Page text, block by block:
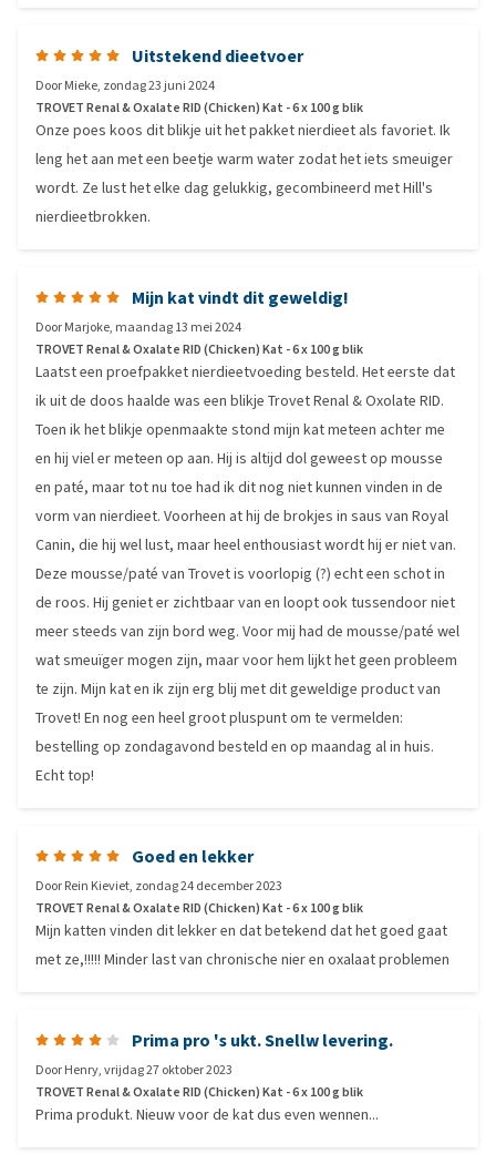
Uitstekend dieetvoer
DoorMieke, zondag 23 juni 2024
TROVET Renal & Oxalate RID (Chicken) Kat - 6 x 100 g blik
Onze poes koos dit blikje uit het pakket nierdieet als favoriet. Ik
leng het aan met een beetje warm water zodat het iets smeuiger
wordt. Ze lust het elke dag gelukkig, gecombineerd met Hill's
nierdieetbrokken.
Mijn kat vindt dit geweldig!
DoorMarjoke, maandag 13 mei 2024
TROVET Renal & Oxalate RID (Chicken) Kat - 6 x 100 g blik
Laatst een proefpakket nierdieetvoeding besteld. Het eerste dat
ik uit de doos haalde was een blikje Trovet Renal & Oxolate RID.
Toen ik het blikje openmaakte stond mijn kat meteen achter me
en hij viel er meteen op aan. Hij is altijd dol geweest op mousse
en paté, maar tot nu toe had ik dit nog niet kunnen vinden in de
vorm van nierdieet. Voorheen at hij de brokjes in saus van Royal
Canin, die hij wel lust, maar heel enthousiast wordt hij er niet van.
Deze mousse/paté van Trovet is voorlopig (?) echt een schot in
de roos. Hij geniet er zichtbaar van en loopt ook tussendoor niet
meer steeds van zijn bord weg. Voor mij had de mousse/paté wel
wat smeuïger mogen zijn, maar voor hem lijkt het geen probleem
te zijn. Mijn kat en ik zijn erg blij met dit geweldige product van
Trovet! En nog een heel groot pluspunt om te vermelden:
bestelling op zondagavond besteld en op maandag al in huis.
Echt top!
Goed en lekker
DoorRein Kieviet, zondag 24 december 2023
TROVET Renal & Oxalate RID (Chicken) Kat - 6 x 100 g blik
Mijn katten vinden dit lekker en dat betekend dat het goed gaat
met ze,!!!!! Minder last van chronische nier en oxalaat problemen
Prima pro 's ukt. Snellw levering.
DoorHenry,vrijdag 27 oktober 2023
TROVET Renal & Oxalate RID (Chicken) Kat - 6 x 100 g blik
Prima produkt. Nieuw voor de kat dus even wennen...